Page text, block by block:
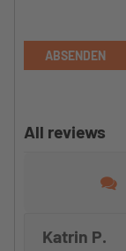
ABSENDEN
All reviews
Katrin P.